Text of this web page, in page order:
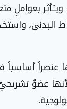
بعواملٍ
البدني،
عنصراً
عضوٌ